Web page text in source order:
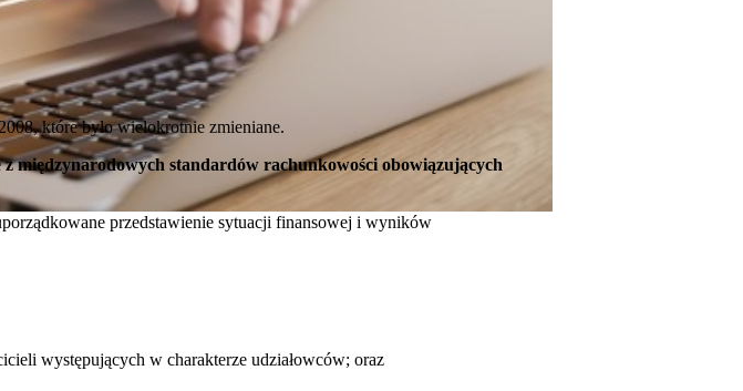
które było wielokrotnie zmieniane.
międzynarodowych standardów rachunkowości obowiązujących
przedstawienie sytuacji finansowej i wyników
występujących w charakterze udziałowców; oraz